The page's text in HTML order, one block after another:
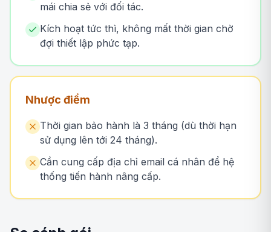
mái chia sẻ với đối tác.
Kích hoạt tức thì, không mất thời gian chờ
đợi thiết lập phức tạp.
Nhược điểm
Thời gian bảo hành là 3 tháng (dù thời hạn
sử dụng lên tới 24 tháng).
Cần cung cấp địa chỉ email cá nhân để hệ
thống tiến hành nâng cấp.